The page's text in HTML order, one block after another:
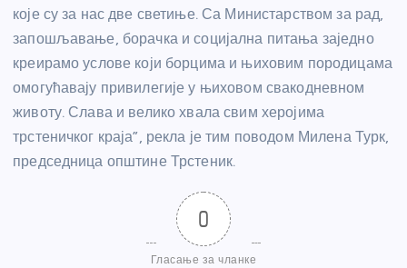
које су за нас две светиње. Са Министарством за рад,
запошљавање, борачка и социјална питања заједно
креирамо услове који борцима и њиховим породицама
омогућавају привилегије у њиховом свакодневном
животу. Слава и велико хвала свим херојима
трстеничког краја”, рекла је тим поводом Милена Турк,
председница општине Трстеник.
0
Гласање за чланке